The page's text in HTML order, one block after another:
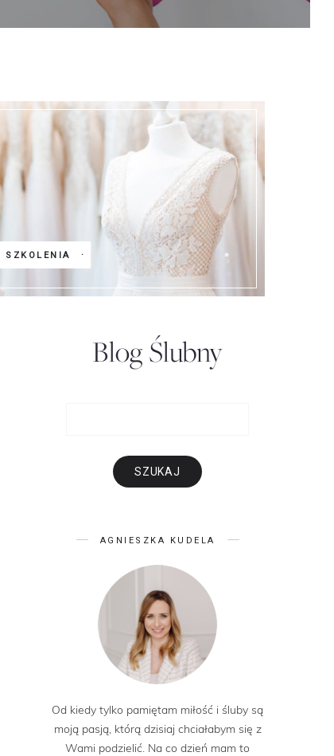
SZKOLENIA
Blog Ślubny
AGNIESZKA KUDELA
Od kiedy tylko pamiętam miłość i śluby są
moją pasją, którą dzisiaj chciałabym się z
Wami podzielić. Na co dzień mam to